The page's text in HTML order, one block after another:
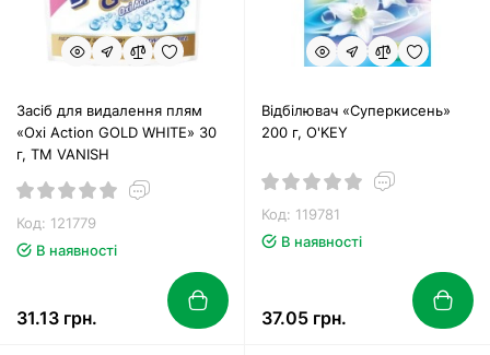
Засіб для видалення плям
«Oxi Action GOLD WHITE» 30
г, ТМ VANISH
Код: 121779
В наявності
31.13 грн.
Відбілювач «Суперкисень»
200 г, O'KEY
Код: 119781
В наявності
37.05 грн.